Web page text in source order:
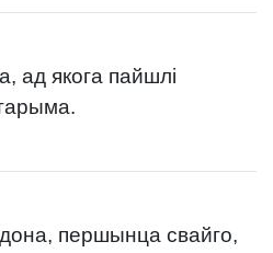
ад якога пайшлі
першынца свайго,